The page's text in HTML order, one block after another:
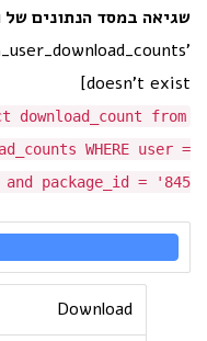
שגיאה במסד הנתונים של
doesn't exist]
download_count from
WHERE user =
package_id = '845'
Download